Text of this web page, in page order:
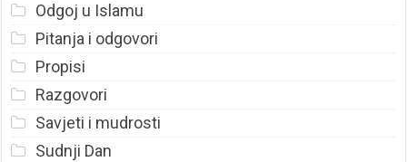
Odgoj u Islamu
Pitanja i odgovori
Propisi
Razgovori
Savjeti i mudrosti
Sudnji Dan